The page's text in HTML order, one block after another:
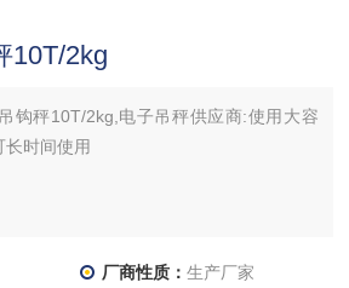
10T/2kg
钩秤10T/2kg,电子吊秤供应商:使用大容
时间使用
厂商性质： 生产厂家